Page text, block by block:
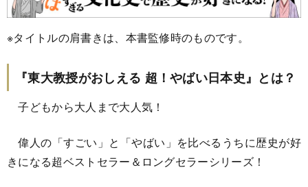
※タイトルの肩書きは、本書監修時のものです。
『東大教授がおしえる 超！やばい日本史』とは？
子どもから大人まで大人気！
偉人の「すごい」と「やばい」を比べるうちに歴史が好
きになる超ベストセラー＆ロングセラーシリーズ！